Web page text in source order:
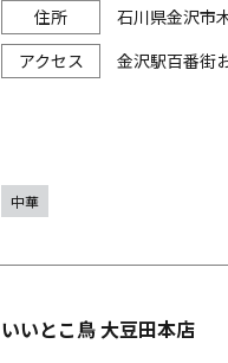
石川県金沢市
金沢駅百番街
中華
いいとこ鳥 大豆田本店